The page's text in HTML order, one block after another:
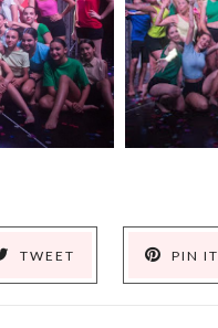
TWEET PIN IT